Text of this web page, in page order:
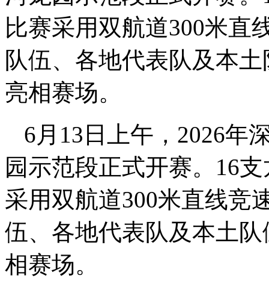
比赛采用双航道300米直
队伍、各地代表队及本
亮相赛场。
6月13日上午，2026年
园示范段正式开赛。16
采用双航道300米直线竞
伍、各地代表队及本土
相赛场。